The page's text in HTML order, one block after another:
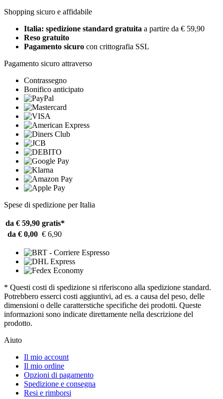
Shopping sicuro e affidabile
Italia: spedizione standard gratuita a partire da € 59,90
Reso gratuito
Pagamento sicuro con crittografia SSL
Pagamento sicuro attraverso
Contrassegno
Bonifico anticipato
Spese di spedizione per Italia
da € 59,90 gratis*
da € 0,00 € 6,90
* Questi costi di spedizione si riferiscono alla spedizione standard.
Potrebbero esserci costi aggiuntivi, ad es. a causa del peso, delle
dimensioni o delle caratterstiche specifiche dei prodotti. Queste
informazioni sono indicate direttamente nella descrizione del
prodotto.
Aiuto
Il mio account
Il mio ordine
Opzioni di pagamento
Spedizione e consegna
Resi e rimborsi